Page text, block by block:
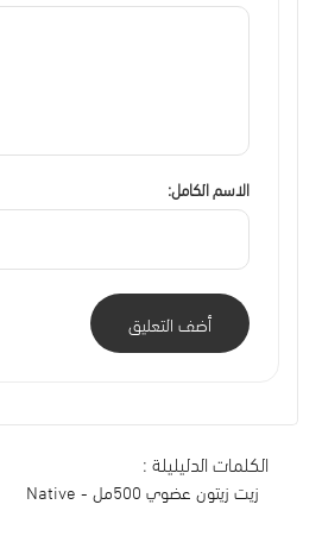
الاسم الكامل:
أضف التعليق
الكلمات الدليليلة :
زيت زيتون عضوي 500مل - Native